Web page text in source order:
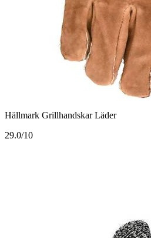
Hällmark Grillhandskar Läder
29.0/10